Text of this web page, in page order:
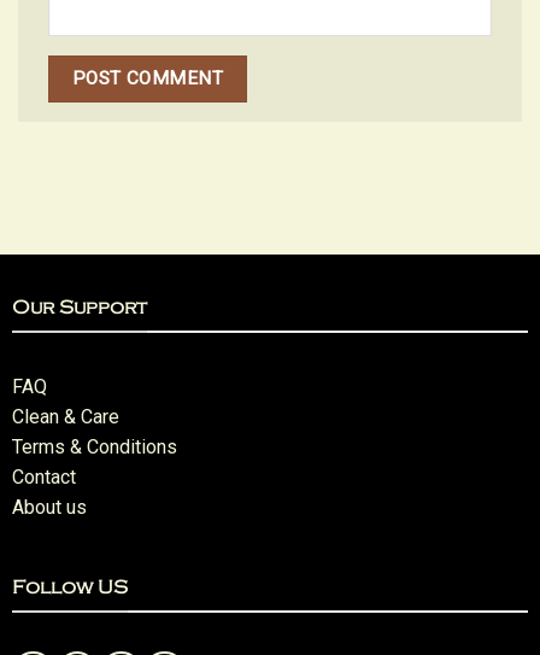
Our Support
FAQ
Clean & Care
Terms & Conditions
Contact
About us
Follow US